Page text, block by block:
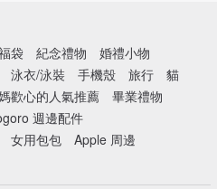
袋 紀念禮物
婚禮小物
泳衣/泳裝 手機殼 旅行
貓
歡心的人氣推薦
畢業禮物
週邊配件
女用包包
Apple 周邊